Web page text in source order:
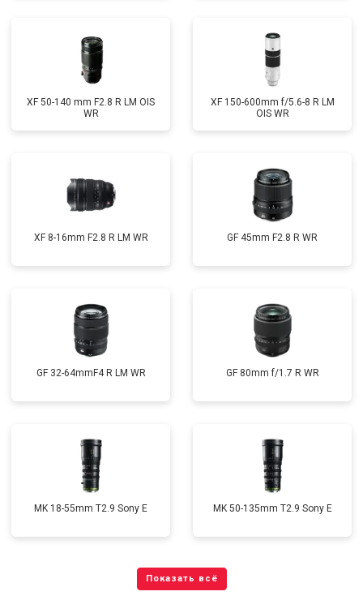
XF 50-140 mm F2.8 R LM OIS
WR
XF 150-600mm f/5.6-8 R LM
OIS WR
XF 8-16mm F2.8 R LM WR GF 45mm F2.8 R WR
GF 32-64mmF4 R LM WR GF 80mm f/1.7 R WR
MK 18-55mm T2.9 Sony E MK 50-135mm T2.9 Sony E